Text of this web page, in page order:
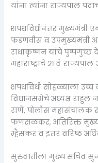
यांना त्यांना राज्यपाल
शपथविधीनंतर मुख्यमंत्री
फडणवीस व उपमुख्यमंत्री
राधाकृष्णन यांचे
महाराष्ट्राचे २१ वे
शपथविधी सोहळ्याला उच्च
विधानसभेचे अध्यक्ष राहुल
राणे, पोलीस महासंचालक
फणसळकर, अतिरिक्त मुख्य
म्हैसकर व इतर वरिष्ठ
सुरुवातीला मुख्य सचिव